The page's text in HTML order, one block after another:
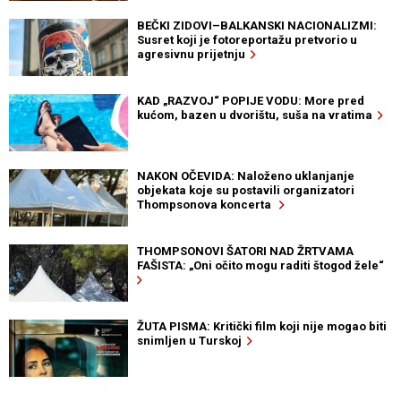
BEČKI ZIDOVI–BALKANSKI NACIONALIZMI:
Susret koji je fotoreportažu pretvorio u
agresivnu prijetnju
KAD „RAZVOJ“ POPIJE VODU: More pred
kućom, bazen u dvorištu, suša na vratima
NAKON OČEVIDA: Naloženo uklanjanje
objekata koje su postavili organizatori
Thompsonova koncerta
THOMPSONOVI ŠATORI NAD ŽRTVAMA
FAŠISTA: „Oni očito mogu raditi štogod žele“
ŽUTA PISMA: Kritički film koji nije mogao biti
snimljen u Turskoj